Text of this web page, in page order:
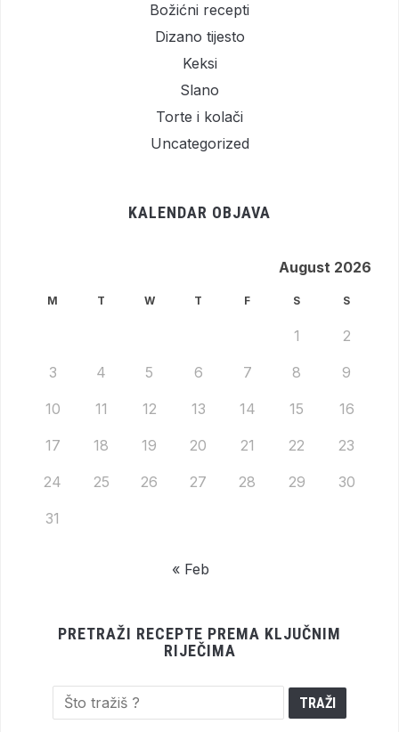
Božićni recepti
Dizano tijesto
Keksi
Slano
Torte i kolači
Uncategorized
KALENDAR OBJAVA
August 2026
M T W T F S S
1 2
3 4 5 6 7 8 9
10 11 12 13 14 15 16
17 18 19 20 21 22 23
24 25 26 27 28 29 30
31
« Feb
PRETRAŽI RECEPTE PREMA KLJUČNIM
RIJEČIMA